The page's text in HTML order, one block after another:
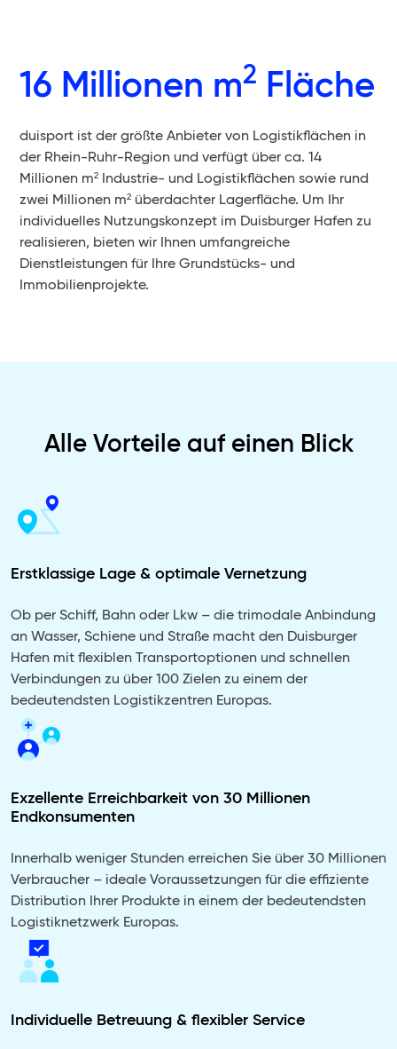
16 Millionen m2 Fläche
duisport ist der größte Anbieter von Logistikflächen in
der Rhein-Ruhr-Region und verfügt über ca. 14
Millionen m² Industrie- und Logistikflächen sowie rund
zwei Millionen m² überdachter Lagerfläche. Um Ihr
individuelles Nutzungskonzept im Duisburger Hafen zu
realisieren, bieten wir Ihnen umfangreiche
Dienstleistungen für Ihre Grundstücks- und
Immobilienprojekte.
Alle Vorteile auf einen Blick
Erstklassige Lage & optimale Vernetzung
Ob per Schiff, Bahn oder Lkw – die trimodale Anbindung
an Wasser, Schiene und Straße macht den Duisburger
Hafen mit flexiblen Transportoptionen und schnellen
Verbindungen zu über 100 Zielen zu einem der
bedeutendsten Logistikzentren Europas.
Exzellente Erreichbarkeit von 30 Millionen
Endkonsumenten
Innerhalb weniger Stunden erreichen Sie über 30 Millionen
Verbraucher – ideale Voraussetzungen für die effiziente
Distribution Ihrer Produkte in einem der bedeutendsten
Logistiknetzwerk Europas.
Individuelle Betreuung & flexibler Service